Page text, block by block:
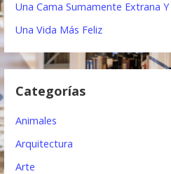
n
d
e
Una Cama Sumamente Extrana
Una Vida Más Feliz
Categorías
Animales
Arquitectura
Arte